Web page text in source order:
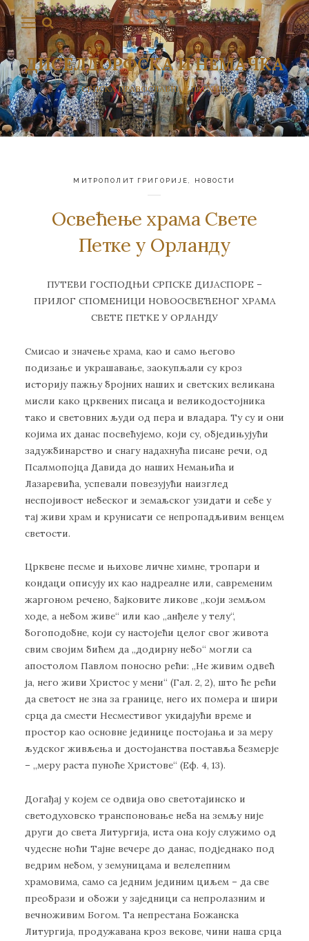
ДИСЕЛДОРФСКА И НЕМАЧКА
СРПСКА ПРАВОСЛАВНА ЕПАРХИЈА
МИТРОПОЛИТ ГРИГОРИЈЕ НОВОСТИ
Освећење храма Свете
Петке у Орланду
ПУТЕВИ ГОСПОДЊИ СРПСКЕ ДИЈАСПОРЕ –
ПРИЛОГ СПОМЕНИЦИ НОВООСВЕЋЕНОГ ХРАМА
СВЕТЕ ПЕТКЕ У ОРЛАНДУ
Смисао и значење храма, као и само његово
подизање и украшавање, заокупљали су кроз
историју пажњу бројних наших и светских великана
мисли како црквених писаца и великодостојника
тако и световних људи од пера и владара. Ту су и они
којима их данас посвећујемо, који су, обједињујући
задужбинарство и снагу надахнућа писане речи, од
Псалмопојца Давида до наших Немањића и
Лазаревића, успевали повезујући наизглед
неспојивост небеског и земаљског узидати и себе у
тај живи храм и крунисати се непропадљивим венцем
светости.
Црквене песме и њихове личне химне, тропари и
кондаци описују их као надреалне или, савременим
жаргоном речено, бајковите ликове „који земљом
ходе, а небом живе“ или као „анђеле у телу“,
богоподοбне, који су настојећи целог свог живота
свим својим бићем да „додирну небо“ могли са
апостолом Павлом поносно рећи: „Не живим одвећ
ја, него живи Христос у мени“ (Гал. 2, 2), што ће рећи
да светост не зна за границе, него их помера и шири
срца да смести Несместивог укидајући време и
простор као основне јединице постојања и за меру
људског живљења и достојанства поставља безмерје
– „меру раста пуноће Христове“ (Еф. 4, 13).
Догађај у којем се одвија ово светотајинско и
светодуховско транспоновање неба на земљу није
други до света Литургија, иста она коју служимо од
чудесне ноћи Тајне вечере до данас, подједнако под
ведрим небом, у земуницама и велелепним
храмовима, само са једним јединим циљем – да све
преобрази и обожи у заједници са непролазним и
вечноживим Богом. Та непрестана Божанска
Литургија, продужавана кроз векове, чини наша срца